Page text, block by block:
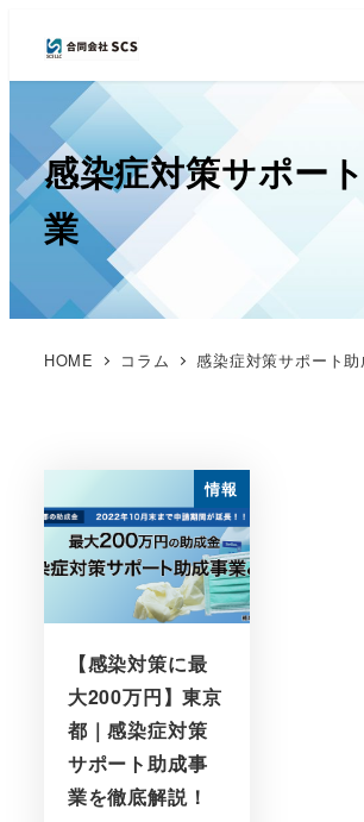
感染症対策サポー
業
HOME コラム 感染症対策サポート
情報
【感染対策に最
大200万円】東京
都｜感染症対策
サポート助成事
業を徹底解説！